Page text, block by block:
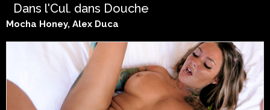
Dans l'Cul, dans Douche
Mocha Honey, Alex Duca